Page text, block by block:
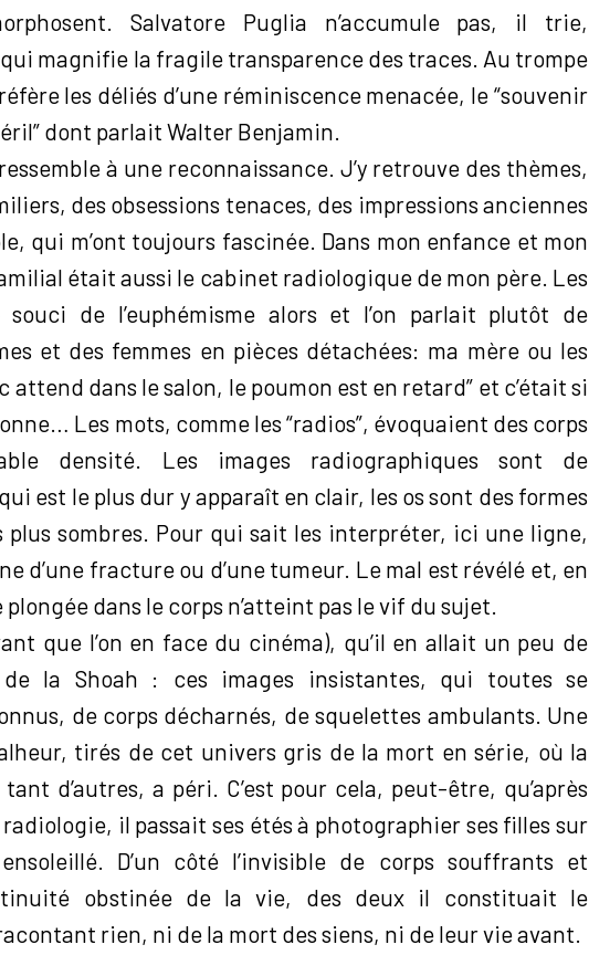
Salvatore Puglia n’accumule pas, il trie,
magnifie la fragile transparence des traces. Au trompe
les déliés d’une réminiscence menacée, le “souvenir
dont parlait Walter Benjamin.
à une reconnaissance. J’y retrouve des thèmes,
des obsessions tenaces, des impressions anciennes
qui m’ont toujours fascinée. Dans mon enfance et mon
était aussi le cabinet radiologique de mon père. Les
de l’euphémisme alors et l’on parlait plutôt de
et des femmes en pièces détachées: ma mère ou les
attend dans le salon, le poumon est en retard” et c’était si
Les mots, comme les “radios”, évoquaient des corps
densité. Les images radiographiques sont de
est le plus dur y apparaît en clair, les os sont des formes
plus sombres. Pour qui sait les interpréter, ici une ligne,
d’une fracture ou d’une tumeur. Le mal est révélé et, en
dans le corps n’atteint pas le vif du sujet.
que l’on en face du cinéma), qu’il en allait un peu de
de la Shoah : ces images insistantes, qui toutes se
de corps décharnés, de squelettes ambulants. Une
tirés de cet univers gris de la mort en série, où la
d’autres, a péri. C’est pour cela, peut-être, qu’après
il passait ses étés à photographier ses filles sur
D’un côté l’invisible de corps souffrants et
obstinée de la vie, des deux il constituait le
rien, ni de la mort des siens, ni de leur vie avant.